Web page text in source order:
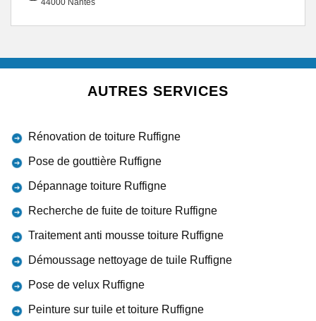
44000 Nantes
AUTRES SERVICES
Rénovation de toiture Ruffigne
Pose de gouttière Ruffigne
Dépannage toiture Ruffigne
Recherche de fuite de toiture Ruffigne
Traitement anti mousse toiture Ruffigne
Démoussage nettoyage de tuile Ruffigne
Pose de velux Ruffigne
Peinture sur tuile et toiture Ruffigne